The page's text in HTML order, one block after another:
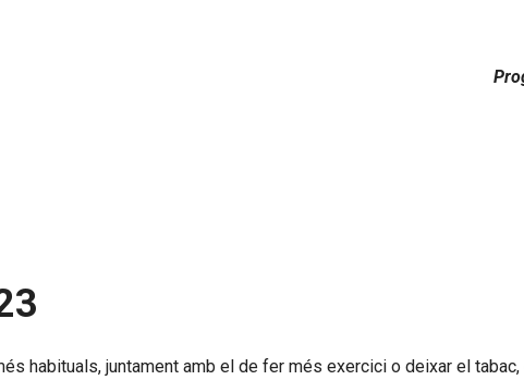
habituals, juntament amb el de fer més exercici o deixar el